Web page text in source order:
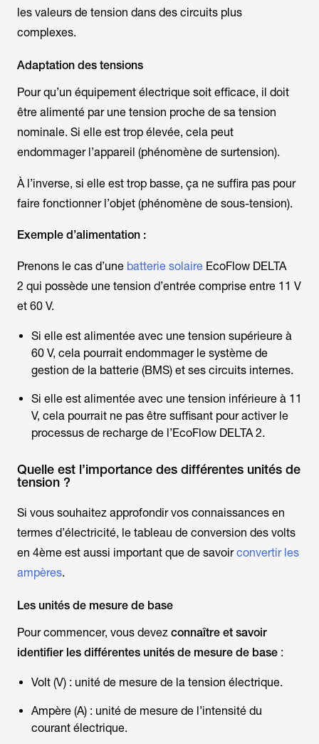
les valeurs de tension dans des circuits plus
complexes.
Adaptation des tensions
Pour qu’un équipement électrique soit efficace, il doit
être alimenté par une tension proche de sa tension
nominale. Si elle est trop élevée, cela peut
endommager l’appareil (phénomène de surtension).
À l’inverse, si elle est trop basse, ça ne suffira pas pour
faire fonctionner l’objet (phénomène de sous-tension).
Exemple d’alimentation :
Prenons le cas d’une batterie solaire EcoFlow DELTA
2 qui possède une tension d’entrée comprise entre 11 V
et 60 V.
Si elle est alimentée avec une tension supérieure à
60 V, cela pourrait endommager le système de
gestion de la batterie (BMS) et ses circuits internes.
Si elle est alimentée avec une tension inférieure à 11
V, cela pourrait ne pas être suffisant pour activer le
processus de recharge de l’EcoFlow DELTA 2.
Quelle est l’importance des différentes unités de
tension ?
Si vous souhaitez approfondir vos connaissances en
termes d’électricité, le tableau de conversion des volts
en 4ème est aussi important que de savoirconvertir les
ampères.
Les unités de mesure de base
Pour commencer, vous devez connaître et savoir
identifier les différentes unités de mesure de base :
Volt (V) : unité de mesure de la tension électrique.
Ampère (A) : unité de mesure de l’intensité du
courant électrique.